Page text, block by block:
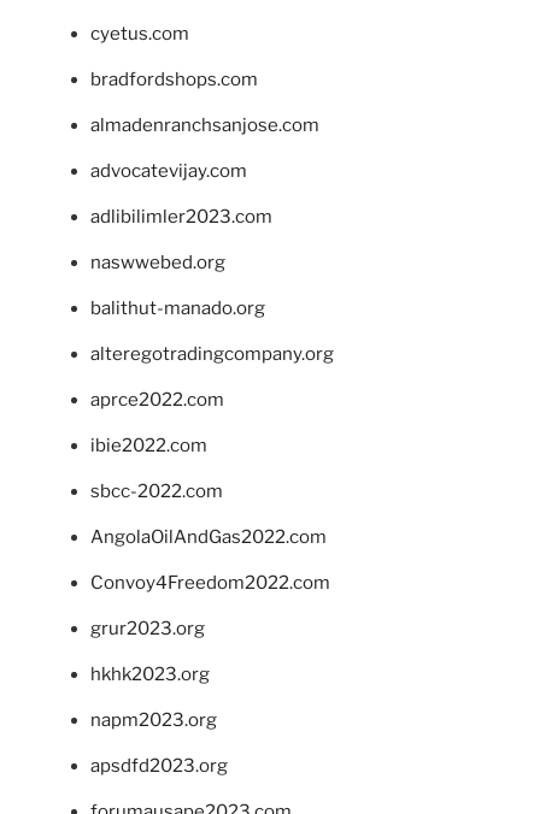
cyetus.com
bradfordshops.com
almadenranchsanjose.com
advocatevijay.com
adlibilimler2023.com
naswwebed.org
balithut-manado.org
alteregotradingcompany.org
aprce2022.com
ibie2022.com
sbcc-2022.com
AngolaOilAndGas2022.com
Convoy4Freedom2022.com
grur2023.org
hkhk2023.org
napm2023.org
apsdfd2023.org